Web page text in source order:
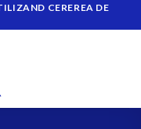
CEREREA DE